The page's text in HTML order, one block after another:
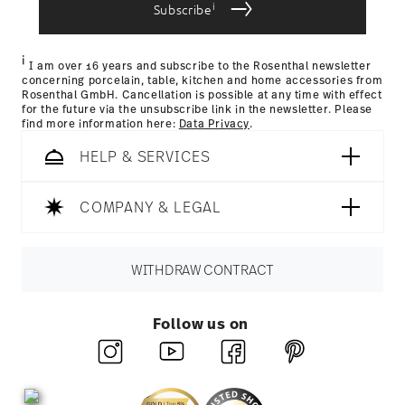
Nutzung der Dienste gesammelt haben.
for items in stock. You can view delivery times to other
Subscribei
i I am over 16 years and subscribe to the Rosenthal newsletter
concerning porcelain, table, kitchen and home accessories from
Rosenthal GmbH. Cancellation is possible at any time with effect
for the future via the unsubscribe link in the newsletter. Please
find more information here: Data Privacy.
HELP & SERVICES
COMPANY & LEGAL
WITHDRAW CONTRACT
Follow us on